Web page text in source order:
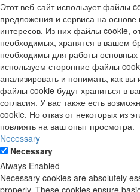
Этот веб-сайт использует файлы
предложения и сервиса на
интересов. Из них файлы cookie,
необходимых, хранятся в вашем
необходимы для работы
используем сторонние файлы
анализировать и понимать, как вы
файлы cookie будут храниться в
согласия. У вас также есть
cookie. Но отказ от некоторых из
повлиять на ваш опыт просмотра.
Necessary
Necessary
Always Enabled
Necessary cookies are absolutely
properly. These cookies ensure